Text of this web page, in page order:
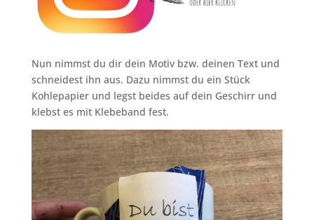
Nun nimmst du dir dein Motiv bzw. deinen Text und
schneidest ihn aus. Dazu nimmst du ein Stück
Kohlepapier und legst beides auf dein Geschirr und
klebst es mit Klebeband fest.